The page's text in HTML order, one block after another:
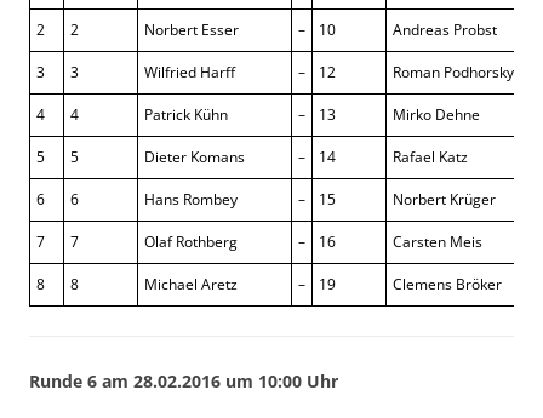
2 2 Norbert Esser – 10 Andreas Probst
3 3 Wilfried Harff – 12 Roman Podhorsky
4 4 Patrick Kühn – 13 Mirko Dehne
5 5 Dieter Komans – 14 Rafael Katz
6 6 Hans Rombey – 15 Norbert Krüger
7 7 Olaf Rothberg – 16 Carsten Meis
8 8 Michael Aretz – 19 Clemens Bröker
Runde 6 am 28.02.2016 um 10:00 Uhr